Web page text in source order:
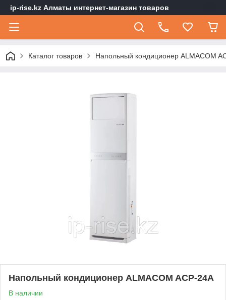
ip-rise.kz Алматы интернет-магазин товаров
Каталог товаров Напольный кондиционер ALMACOM
Напольный кондиционер ALMACOM ACP-24A
В наличии